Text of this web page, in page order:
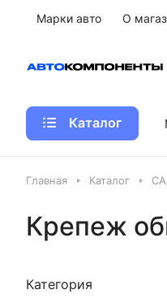
Марки авто О
Каталог
Главная Каталог
Крепеж
Категория